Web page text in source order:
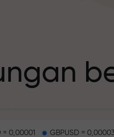
= 0,00001 GBPUSD =